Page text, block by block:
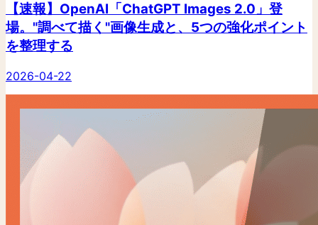
【速報】OpenAI「ChatGPT Images 2.0」登
場。"調べて描く"画像生成と、5つの強化ポイント
を整理する
2026-04-22